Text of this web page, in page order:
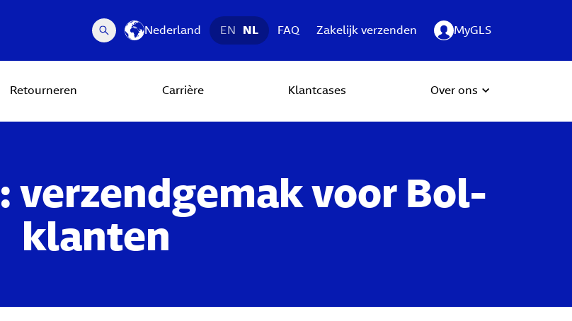
Nederland EN NL FAQ Zakelijk verzenden MyGLS
Retourneren Carrière Klantcases Over ons
verzendgemak voor Bol-
klanten